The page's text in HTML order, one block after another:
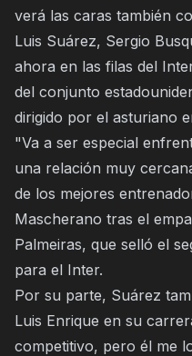
verá las caras también
Luis Suárez, Sergio
ahora en las filas del
del conjunto
dirigido por el asturiano
"Va a ser especial
una relación muy
de los mejores
Mascherano tras el
Palmeiras, que selló el
para el Inter.
Por su parte, Suárez
Luis Enrique en su
competitivo, pero él me